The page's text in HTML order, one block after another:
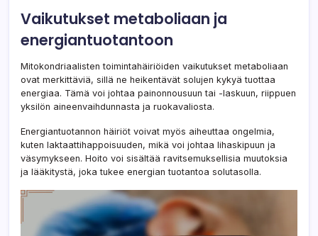
Vaikutukset metaboliaan ja
energiantuotantoon
Mitokondriaalisten toimintahäiriöiden vaikutukset metaboliaan
ovat merkittäviä, sillä ne heikentävät solujen kykyä tuottaa
energiaa. Tämä voi johtaa painonnousuun tai -laskuun, riippuen
yksilön aineenvaihdunnasta ja ruokavaliosta.
Energiantuotannon häiriöt voivat myös aiheuttaa ongelmia,
kuten laktaattihappoisuuden, mikä voi johtaa lihaskipuun ja
väsymykseen. Hoito voi sisältää ravitsemuksellisia muutoksia
ja lääkitystä, joka tukee energian tuotantoa solutasolla.